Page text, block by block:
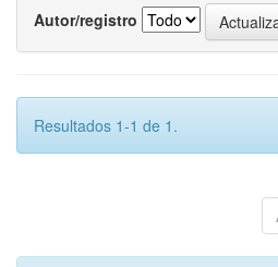
Autor/registro
Resultados 1-1 de 1.